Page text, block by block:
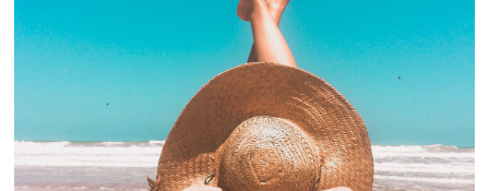
GEPT 全民英檢課程
TOEFL 托福課程
開口溜英文
旅遊英文
基礎字彙
英語俱樂部
Let's Talk
線上真人
日語
西班牙語
一對一家教
企業訓練
活動花絮
企業服務